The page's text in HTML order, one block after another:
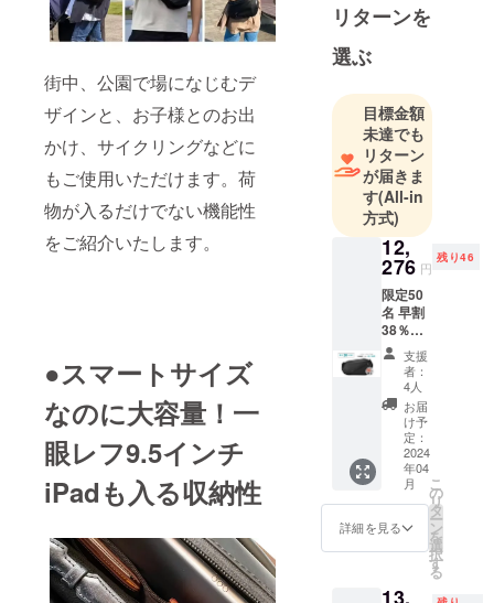
街中、公園で場になじむデ
ザインと、お子様とのお出
かけ、サイクリングなどに
もご使用いただけます。荷
物が入るだけでない機能性
をご紹介いたします。
●スマートサイズ
なのに大容量！一
眼レフ9.5インチ
iPadも入る収納性
行っていま
す。
運動習慣を
提供し、健
康的な生活
の提供をコ
ンセプトに
事業を行っ
ています。
リターンを
選ぶ
目標金額
未達でも
リターン
が届きま
す(All-in
方式)
12,
276 円
残り46
限定50
名 早割
38％OF
F】
claro
sling
bag 1
販売価
19,800
円 販売
価格の
38%OF
F =
12,276
円（税
送料無
支援
者：
4人
お届
け予
定：
2024
年04
月
詳細を見る
こ
の
リ
タ
ー
ン
を
選
択
す
る